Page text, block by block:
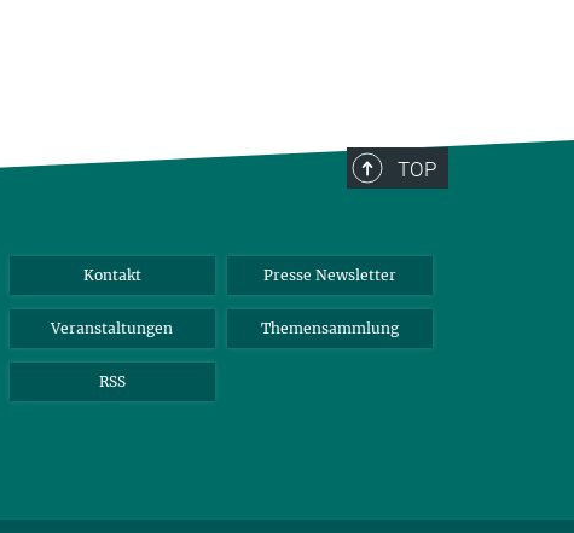
TOP
Kontakt Presse Newsletter
Veranstaltungen Themensammlung
RSS